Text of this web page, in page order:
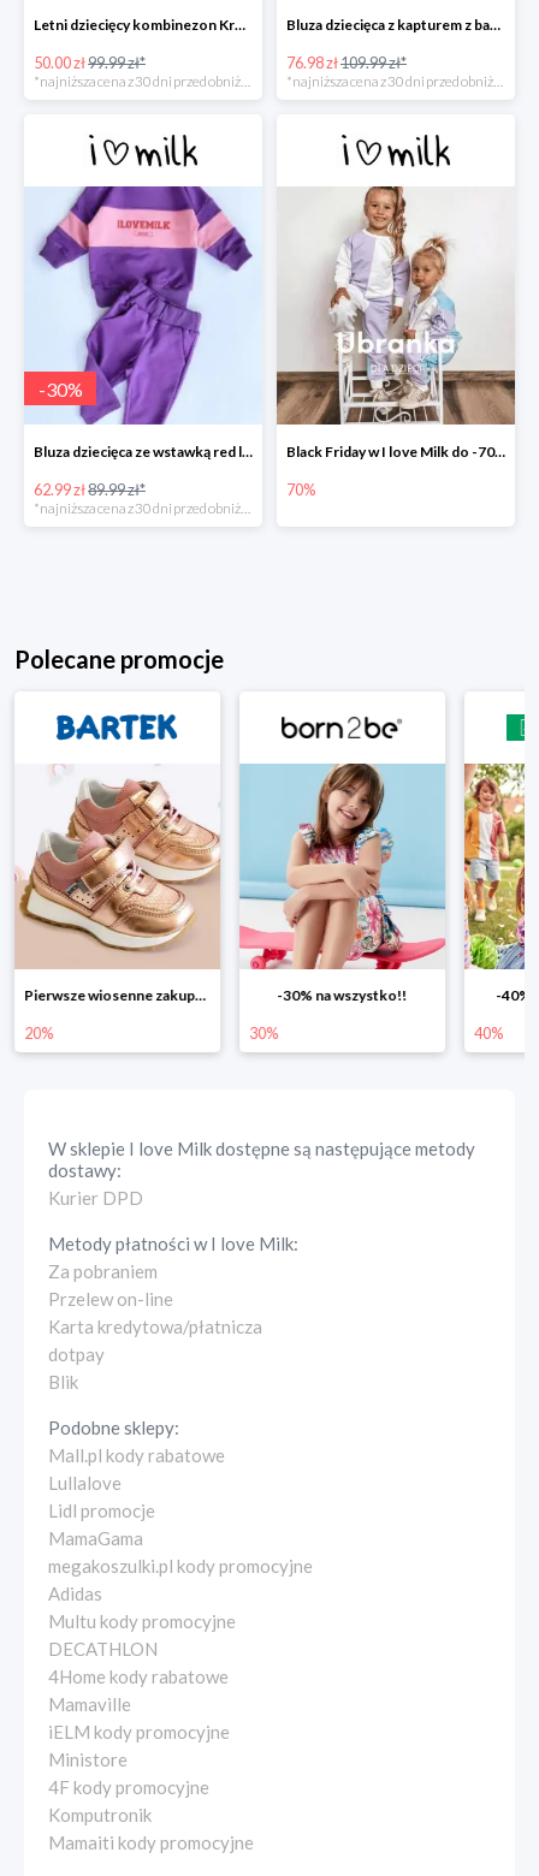
Letni dziecięcy kombinezon Królik Różowy -50%
50.00 zł99.99 zł*
*najniższa cena z 30 dni przed obniżką
Bluza dziecięca z kapturem z bawełny denim -30%
76.98 zł109.99 zł*
*najniższa cena z 30 dni przed obniżką
-30%
Bluza dziecięca ze wstawką red logo Fioletowa -30%
62.99 zł89.99 zł*
Black Friday w I love Milk do -70%
70%
Polecane promocje
-30% na wszystko!!
30%
-40% na drugą sztukę
40% 25%
W sklepie I love Milkdostępne są następujące metody
dostawy:
Kurier DPD
Metody płatności wI love Milk:
Za pobraniem
Przelew on-line
Karta kredytowa/płatnicza
dotpay
Blik
Podobne sklepy:
Mall.pl kody rabatowe
Lullalove
Lidl promocje
MamaGama
megakoszulki.pl kody promocyjne
Adidas
Multu kody promocyjne
DECATHLON
4Home kody rabatowe
Mamaville
iELM kody promocyjne
Ministore
4F kody promocyjne
Komputronik
Mamaiti kody promocyjne